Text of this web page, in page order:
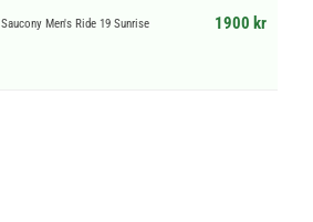
Saucony Men's Ride 19 Sunrise 1900 kr